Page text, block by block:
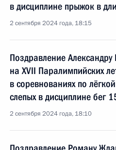
в дисциплине прыжок в
2 сентября 2024 года, 18:15
Поздравление Александру
на XVII Паралимпийских
в соревнованиях по
слепых в дисциплине бег
2 сентября 2024 года, 18:10